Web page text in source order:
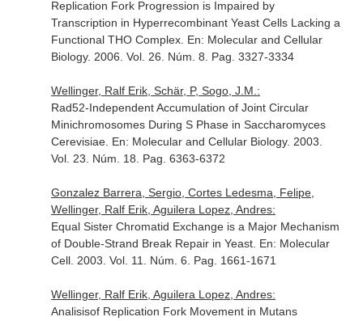
Replication Fork Progression is Impaired by
Transcription in Hyperrecombinant Yeast Cells Lacking a
Functional THO Complex. En: Molecular and Cellular
Biology. 2006. Vol. 26. Núm. 8. Pag. 3327-3334
Wellinger, Ralf Erik, Schär, P, Sogo, J.M.:
Rad52-Independent Accumulation of Joint Circular
Minichromosomes During S Phase in Saccharomyces
Cerevisiae. En: Molecular and Cellular Biology. 2003.
Vol. 23. Núm. 18. Pag. 6363-6372
Gonzalez Barrera, Sergio, Cortes Ledesma, Felipe,
Wellinger, Ralf Erik, Aguilera Lopez, Andres:
Equal Sister Chromatid Exchange is a Major Mechanism
of Double-Strand Break Repair in Yeast. En: Molecular
Cell. 2003. Vol. 11. Núm. 6. Pag. 1661-1671
Wellinger, Ralf Erik, Aguilera Lopez, Andres:
Analisisof Replication Fork Movement in Mutans